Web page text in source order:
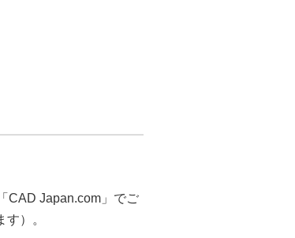
CAD Japan.com」でご
）。